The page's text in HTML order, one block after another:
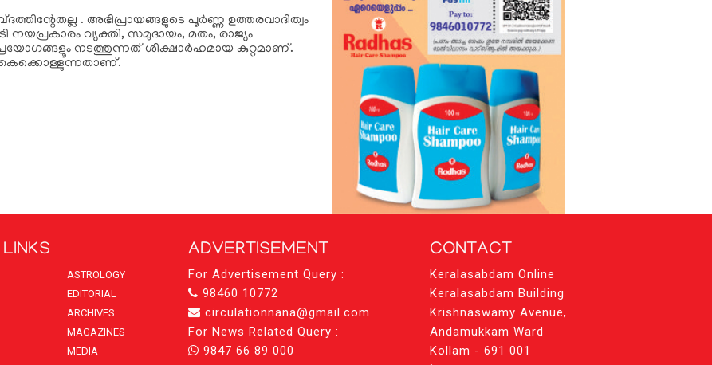
. അഭിപ്രായങ്ങളുടെ പൂര്‍ണ്ണ ഉത്തരവാദിത്വം
നയപ്രകാരം വ്യക്തി, സമുദായം, മതം, രാജ്യം
നടത്തുന്നത് ശിക്ഷാര്‍ഹമായ കുറ്റമാണ്.
കൈക്കൊള്ളുന്നതാണ്.
ASTROLOGY
EDITORIAL
ARCHIVES
MAGAZINES
MEDIA
ADVERTISEMENT
For Advertisement Query :
98460 10772
circulationnana@gmail.com
For News Related Query :
9847 66 89 000
CONTACT
Keralasabdam Online
Keralasabdam Building
Krishnaswamy Avenue,
Andamukkam Ward
Kollam - 691 001